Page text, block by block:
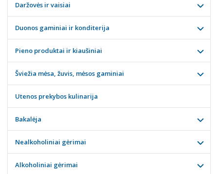
Daržovės ir vaisiai
Duonos gaminiai ir konditerija
Pieno produktai ir kiaušiniai
Šviežia mėsa, žuvis, mėsos gaminiai
Utenos prekybos kulinarija
Bakalėja
Nealkoholiniai gėrimai
Alkoholiniai gėrimai